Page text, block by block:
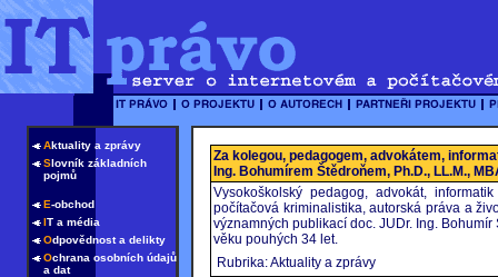
Aktuality a zprávy
Slovník základních
pojmů
E-obchod
IT a média
Odpovědnost a delikty
Ochrana osobních údajů
a dat
Za kolegou, pedagogem, advokátem,
Ing. Bohumírem Štědroňem, Ph.D., LL.M.,
Vysokoškolský pedagog, advokát,
počítačová kriminalistika, autorská práva a
významných publikací doc. JUDr. Ing.
věku pouhých 34 let.
Rubrika: Aktuality a zprávy